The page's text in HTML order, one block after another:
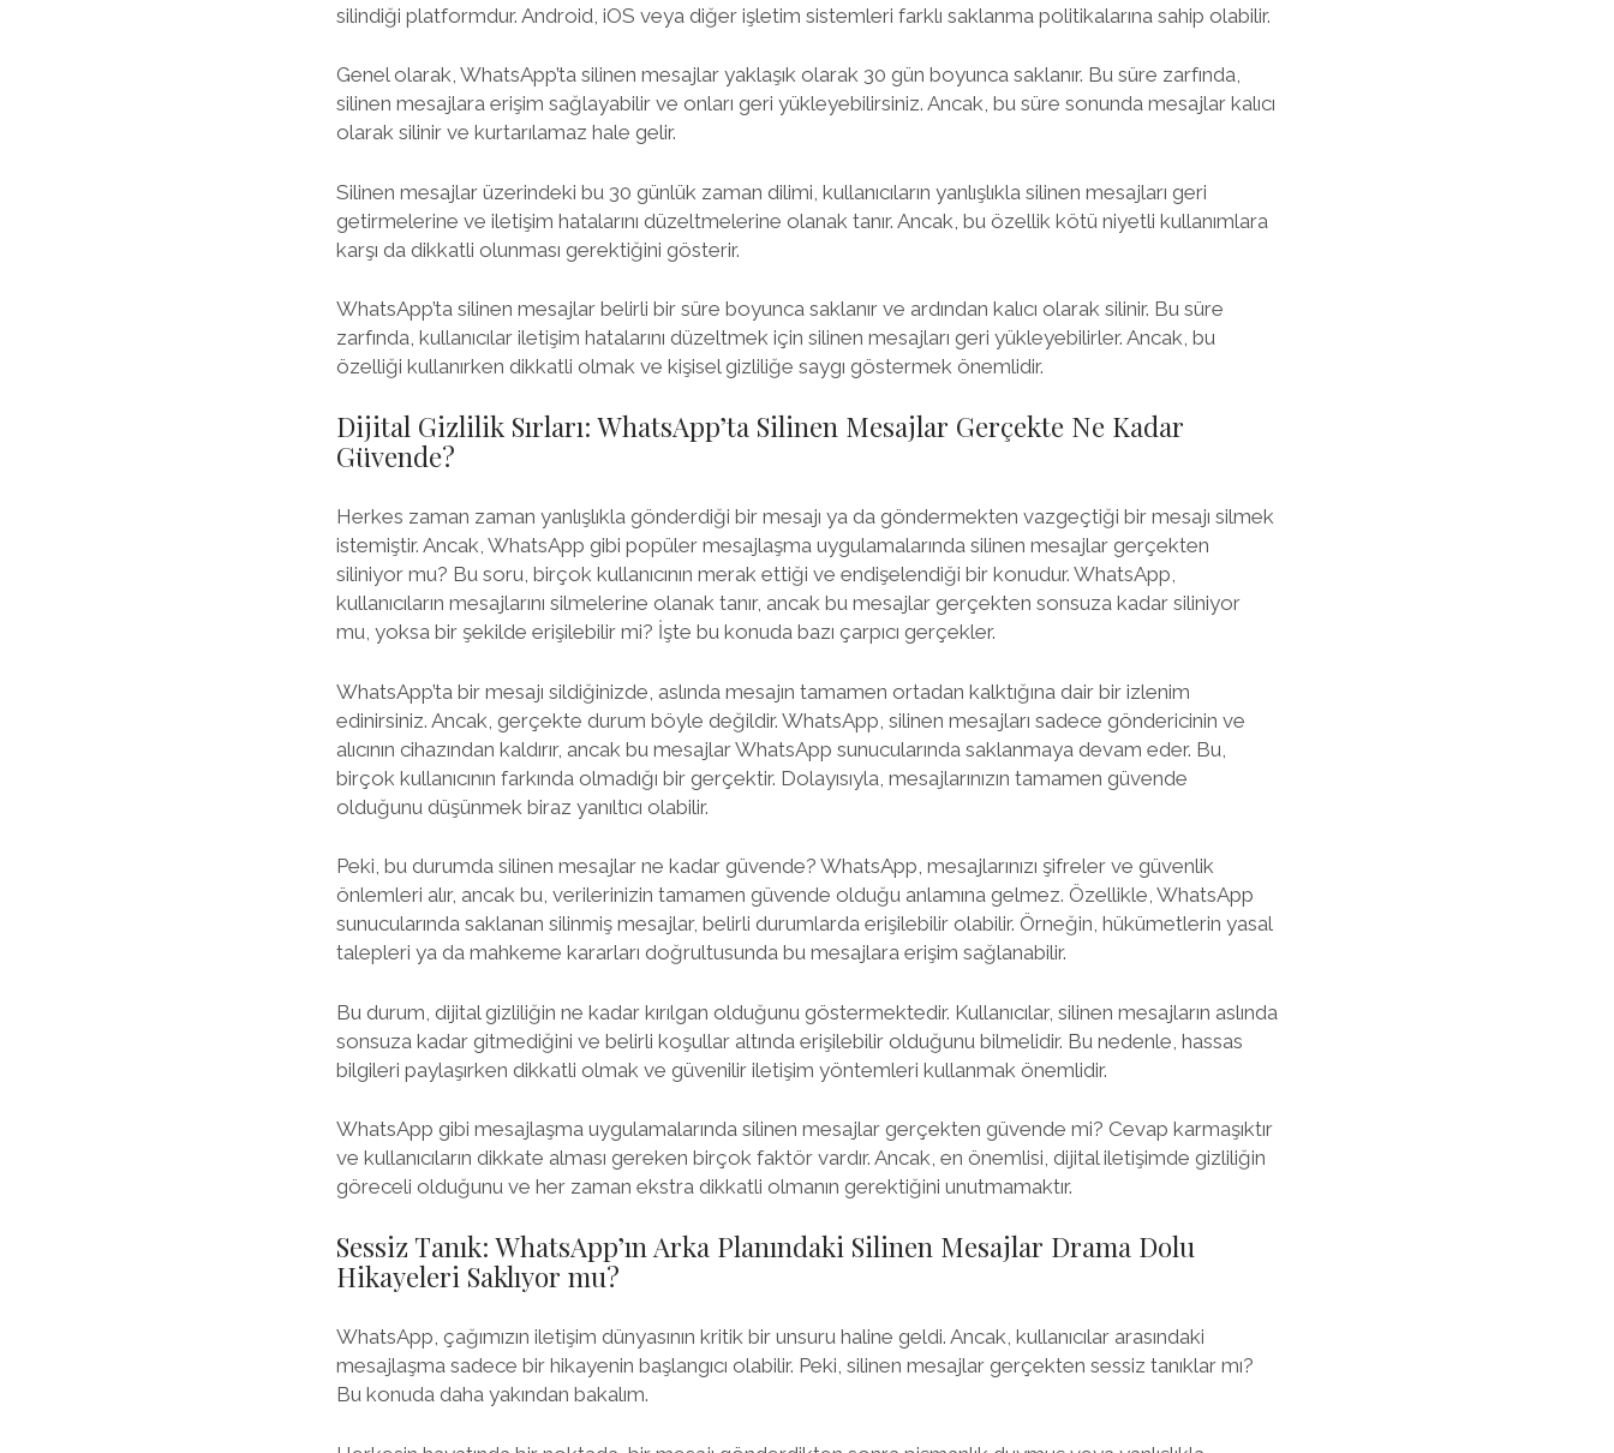
silindiği platformdur. Android, iOS veya diğer işletim sistemleri farklı saklanma politikalarına sahip olabilir.
Genel olarak, WhatsApp’ta silinen mesajlar yaklaşık olarak 30 gün boyunca saklanır. Bu süre zarfında,
silinen mesajlara erişim sağlayabilir ve onları geri yükleyebilirsiniz. Ancak, bu süre sonunda mesajlar kalıcı
olarak silinir ve kurtarılamaz hale gelir.
Silinen mesajlar üzerindeki bu 30 günlük zaman dilimi, kullanıcıların yanlışlıkla silinen mesajları geri
getirmelerine ve iletişim hatalarını düzeltmelerine olanak tanır. Ancak, bu özellik kötü niyetli kullanımlara
karşı da dikkatli olunması gerektiğini gösterir.
WhatsApp’ta silinen mesajlar belirli bir süre boyunca saklanır ve ardından kalıcı olarak silinir. Bu süre
zarfında, kullanıcılar iletişim hatalarını düzeltmek için silinen mesajları geri yükleyebilirler. Ancak, bu
özelliği kullanırken dikkatli olmak ve kişisel gizliliğe saygı göstermek önemlidir.
Dijital Gizlilik Sırları: WhatsApp’ta Silinen Mesajlar Gerçekte Ne Kadar
Güvende?
Herkes zaman zaman yanlışlıkla gönderdiği bir mesajı ya da göndermekten vazgeçtiği bir mesajı silmek
istemiştir. Ancak, WhatsApp gibi popüler mesajlaşma uygulamalarında silinen mesajlar gerçekten
siliniyor mu? Bu soru, birçok kullanıcının merak ettiği ve endişelendiği bir konudur. WhatsApp,
kullanıcıların mesajlarını silmelerine olanak tanır, ancak bu mesajlar gerçekten sonsuza kadar siliniyor
mu, yoksa bir şekilde erişilebilir mi? İşte bu konuda bazı çarpıcı gerçekler.
WhatsApp’ta bir mesajı sildiğinizde, aslında mesajın tamamen ortadan kalktığına dair bir izlenim
edinirsiniz. Ancak, gerçekte durum böyle değildir. WhatsApp, silinen mesajları sadece göndericinin ve
alıcının cihazından kaldırır, ancak bu mesajlar WhatsApp sunucularında saklanmaya devam eder. Bu,
birçok kullanıcının farkında olmadığı bir gerçektir. Dolayısıyla, mesajlarınızın tamamen güvende
olduğunu düşünmek biraz yanıltıcı olabilir.
Peki, bu durumda silinen mesajlar ne kadar güvende? WhatsApp, mesajlarınızı şifreler ve güvenlik
önlemleri alır, ancak bu, verilerinizin tamamen güvende olduğu anlamına gelmez. Özellikle, WhatsApp
sunucularında saklanan silinmiş mesajlar, belirli durumlarda erişilebilir olabilir. Örneğin, hükümetlerin yasal
talepleri ya da mahkeme kararları doğrultusunda bu mesajlara erişim sağlanabilir.
Bu durum, dijital gizliliğin ne kadar kırılgan olduğunu göstermektedir. Kullanıcılar, silinen mesajların aslında
sonsuza kadar gitmediğini ve belirli koşullar altında erişilebilir olduğunu bilmelidir. Bu nedenle, hassas
bilgileri paylaşırken dikkatli olmak ve güvenilir iletişim yöntemleri kullanmak önemlidir.
WhatsApp gibi mesajlaşma uygulamalarında silinen mesajlar gerçekten güvende mi? Cevap karmaşıktır
ve kullanıcıların dikkate alması gereken birçok faktör vardır. Ancak, en önemlisi, dijital iletişimde gizliliğin
göreceli olduğunu ve her zaman ekstra dikkatli olmanın gerektiğini unutmamaktır.
Sessiz Tanık: WhatsApp’ın Arka Planındaki Silinen Mesajlar Drama Dolu
Hikayeleri Saklıyor mu?
WhatsApp, çağımızın iletişim dünyasının kritik bir unsuru haline geldi. Ancak, kullanıcılar arasındaki
mesajlaşma sadece bir hikayenin başlangıcı olabilir. Peki, silinen mesajlar gerçekten sessiz tanıklar mı?
Bu konuda daha yakından bakalım.